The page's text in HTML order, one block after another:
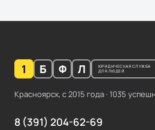
1 Б Ф Л
ЮРИДИЧЕСКАЯ СЛУЖБА
ДЛЯ ЛЮДЕЙ
Красноярск, с2015 года · 1035
8 (391) 204-62-69